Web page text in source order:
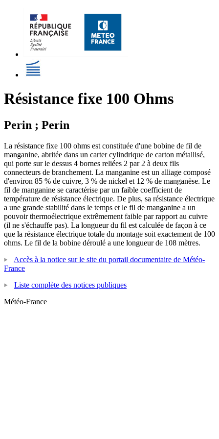
Résistance fixe 100 Ohms
Perin ; Perin
La résistance fixe 100 ohms est constituée d'une bobine de fil de
manganine, abritée dans un carter cylindrique de carton métallisé,
qui porte sur le dessus 4 bornes reliées 2 par 2 à deux fils
connecteurs de branchement. La manganine est un alliage composé
d'environ 85 % de cuivre, 3 % de nickel et 12 % de manganèse. Le
fil de manganine se caractérise par un faible coefficient de
température de résistance électrique. De plus, sa résistance électrique
a une grande stabilité dans le temps et le fil de manganine a un
pouvoir thermoélectrique extrêmement faible par rapport au cuivre
(il ne s'échauffe pas). La longueur du fil est calculée de façon à ce
que la résistance électrique totale du montage soit exactement de 100
ohms. Le fil de la bobine déroulé a une longueur de 108 mètres.
Accès à la notice sur le site du portail documentaire de Météo-
France
Liste complète des notices publiques
Météo-France